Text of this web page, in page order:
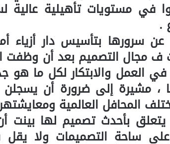
في مستويات تأهيلية
.
ف مجال التصميم بعد أن وظفت
في العمل والابتكار لكل ما
، مشيرة إلى ضرورة أن
المحافل العالمية
يتعلق بأحدث تصميم لها
ساحة التصميمات ولا